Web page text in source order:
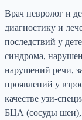
Врач невролог и
диагностику и
последствий у
синдрома,
нарушений речи,
проявлений у
качестве узи-
БЦА (сосуды шеи),